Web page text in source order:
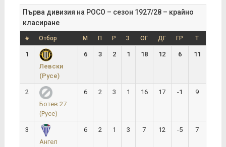
Първа дивизия на РОСО – сезон 1927/28 – крайно
класиране
# Отбор М П Р З ОГ ДГ ГР Т
1
Левски
(Русе)
6 3 2 1 18 12 6 11
2
Ботев 27
(Русе)
6 2 3 1 16 17 -1 9
3
Ангел
6 2 1 3 7 12 -5 7